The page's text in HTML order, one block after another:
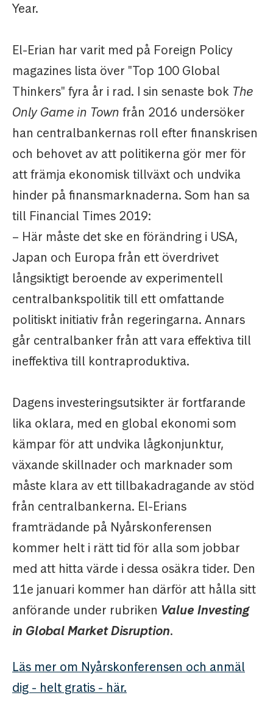
Year.
El-Erian har varit med på Foreign Policy
magazines lista över "Top 100 Global
Thinkers" fyra år i rad. I sin senaste bok The
Only Game in Town från 2016 undersöker
han centralbankernas roll efter finanskrisen
och behovet av att politikerna gör mer för
att främja ekonomisk tillväxt och undvika
hinder på finansmarknaderna. Som han sa
till Financial Times 2019:
– Här måste det ske en förändring i USA,
Japan och Europa från ett överdrivet
långsiktigt beroende av experimentell
centralbankspolitik till ett omfattande
politiskt initiativ från regeringarna. Annars
går centralbanker från att vara effektiva till
ineffektiva till kontraproduktiva.
Dagens investeringsutsikter är fortfarande
lika oklara, med en global ekonomi som
kämpar för att undvika lågkonjunktur,
växande skillnader och marknader som
måste klara av ett tillbakadragande av stöd
från centralbankerna. El-Erians
framträdande på Nyårskonferensen
kommer helt i rätt tid för alla som jobbar
med att hitta värde i dessa osäkra tider. Den
11e januari kommer han därför att hålla sitt
anförande under rubriken Value Investing
in Global Market Disruption.
Läs mer om Nyårskonferensen och anmäl
dig - helt gratis - här.